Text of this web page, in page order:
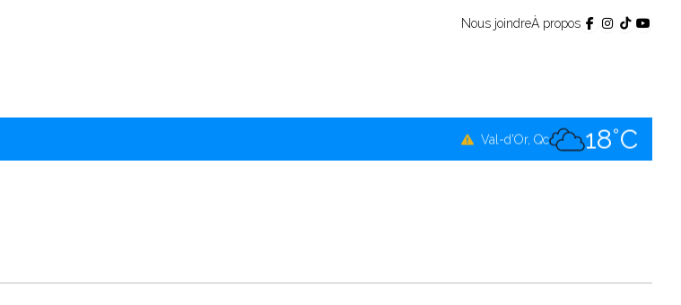
Nous joindreÀ propos
Val-d'Or, Qc 18°C